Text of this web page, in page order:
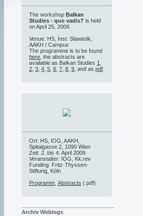
The workshop Balkan
Studies - quo vadis? is held
on April 25, 2009.
Venue: HS, Inst. Slawistik,
AAKH / Campus
The programme is to be found
here , the abstracts are
available as Balkan Studies 1
2 3 4 5 6 7 8 9 , and as pdf
Ort: HS, IOG, AAKH,
Spitalgasse 2, 1090 Wien
Zeit: 2. bis 4. April 2009
Veranstalter: IOG, Kk.rev
Funding: Fritz-Thyssen-
Stiftung, Köln
Programm Abstracts (.pdf)
Archiv Weblogs